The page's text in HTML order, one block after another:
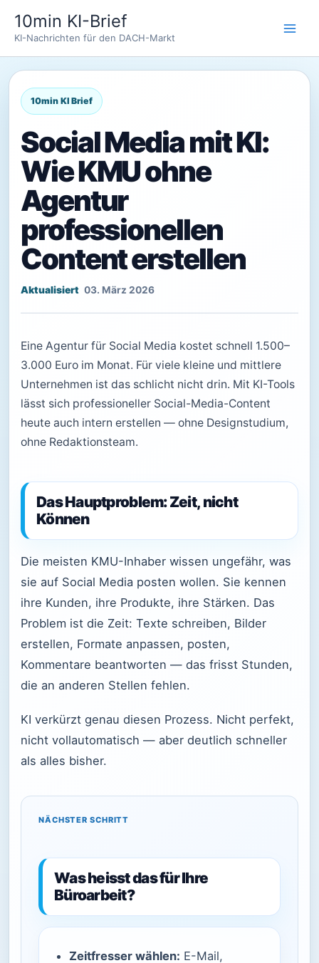
Inhalt
springen
10min KI-Brief
KI-Nachrichten für den DACH-Markt
Social Media mit KI:
Wie KMU ohne
Agentur
professionellen
Content erstellen
03. März 2026
Eine Agentur für Social Media kostet schnell 1.500–
3.000 Euro im Monat. Für viele kleine und mittlere
Unternehmen ist das schlicht nicht drin. Mit KI-Tools
lässt sich professioneller Social-Media-Content
heute auch intern erstellen — ohne Designstudium,
ohne Redaktionsteam.
Das Hauptproblem: Zeit, nicht
Können
Die meisten KMU-Inhaber wissen ungefähr, was
sie auf Social Media posten wollen. Sie kennen
ihre Kunden, ihre Produkte, ihre Stärken. Das
Problem ist die Zeit: Texte schreiben, Bilder
erstellen, Formate anpassen, posten,
Kommentare beantworten — das frisst Stunden,
die an anderen Stellen fehlen.
KI verkürzt genau diesen Prozess. Nicht perfekt,
nicht vollautomatisch — aber deutlich schneller
als alles bisher.
NÄCHSTER SCHRITT
Was heisst das für Ihre
Büroarbeit?
Zeitfresser wählen: E-Mail,